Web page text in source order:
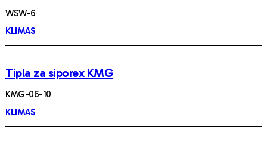
WSW-6
KLIMAS
Tipla za siporex KMG
KMG-06-10
KLIMAS